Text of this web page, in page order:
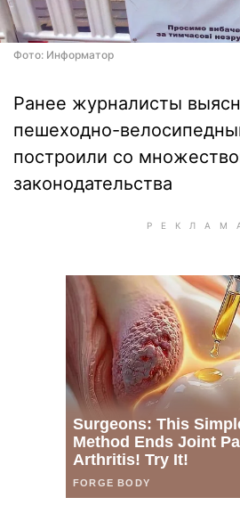
Фото: Информатор
Ранее журналисты
пешеходно-
построили со
законодательства